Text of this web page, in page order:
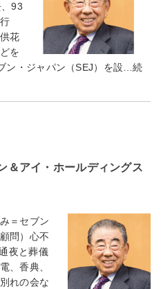
93
花
を
・ジャパン（SEJ）を設…続
＆アイ・ホールディングス
＝セブン
問）心不
夜と葬儀
、香典、
れの会な